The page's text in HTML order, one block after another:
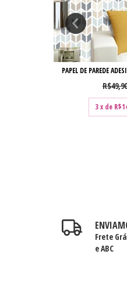
PAPEL DE PAREDE
3x de
Frete
e ABC